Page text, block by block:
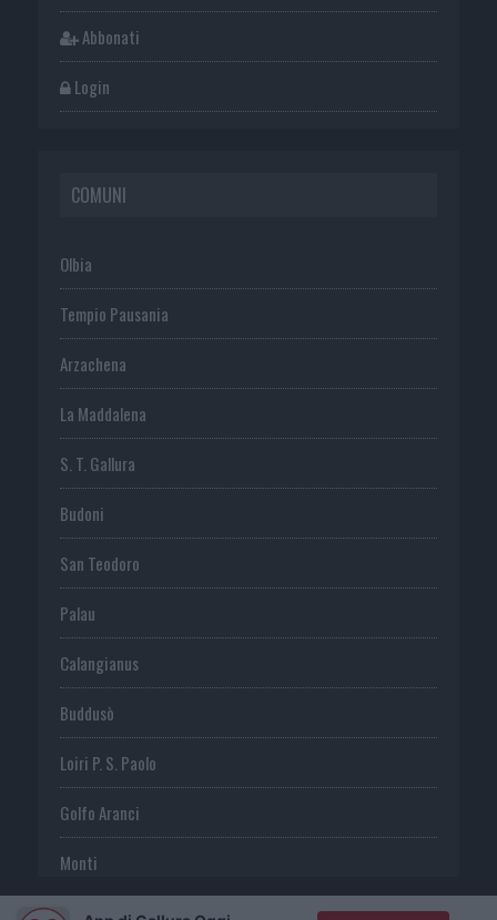
Abbonati
Login
COMUNI
Olbia
Tempio Pausania
Arzachena
La Maddalena
S. T. Gallura
Budoni
San Teodoro
Palau
Calangianus
Buddusò
Loiri P. S. Paolo
Golfo Aranci
Monti
Telti